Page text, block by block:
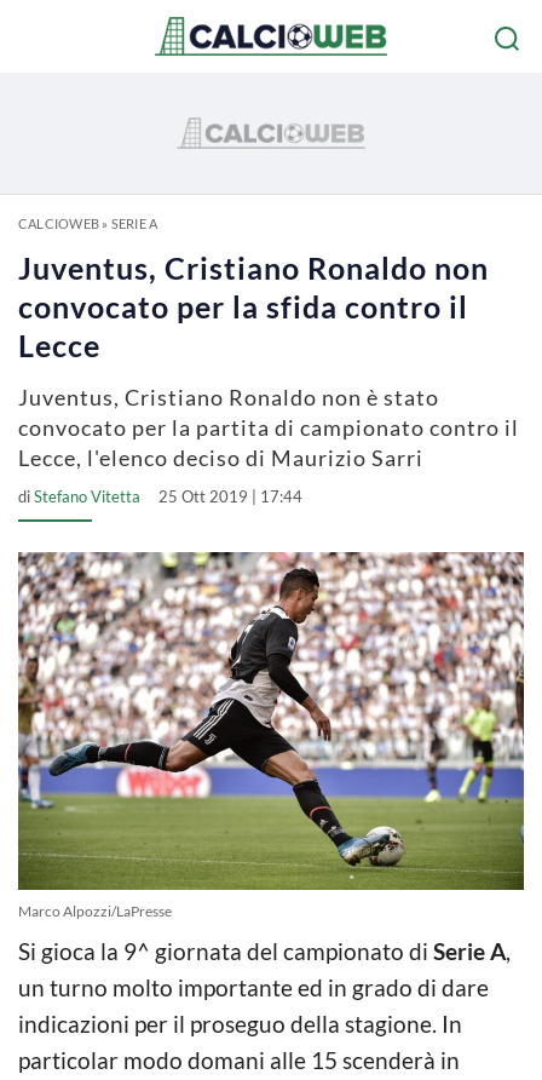
CALCIOWEB» SERIE A
Juventus, Cristiano Ronaldo non
convocato per la sfida contro il
Lecce
Juventus, Cristiano Ronaldo non è stato
convocato per la partita di campionato contro il
Lecce, l'elenco deciso di Maurizio Sarri
diStefano Vitetta 25 Ott 2019 | 17:44
Marco Alpozzi/LaPresse
Si gioca la 9^ giornata del campionato di Serie A,
un turno molto importante ed in grado di dare
indicazioni per il proseguo della stagione. In
particolar modo domani alle 15 scenderà in